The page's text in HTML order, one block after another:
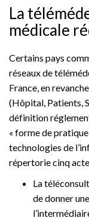
La
médicale
Certains pays
réseaux de
France, en
(Hôpital, Patients,
définition
« forme de
technologies de
répertorie cinq
La
de donner